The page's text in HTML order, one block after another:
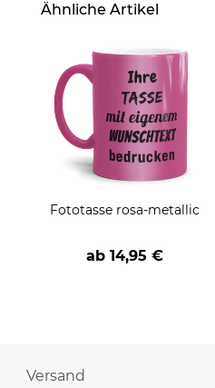
Ähnliche Artikel
Fototasse rosa-metallic
ab14,95 €
Versand